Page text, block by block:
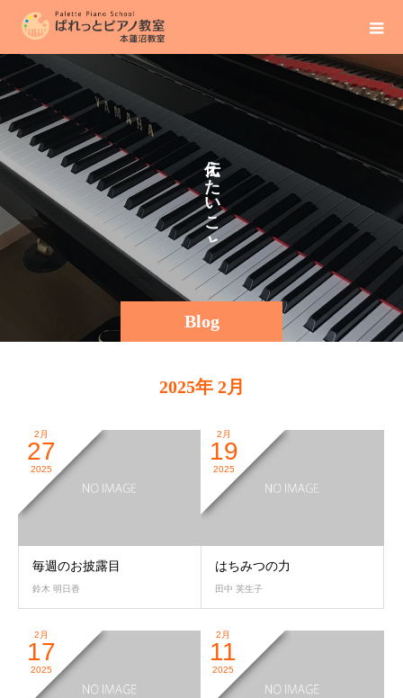
Blog
え
た
い
こ
と
そ
の
2025年 2月
2月
27
2025
毎週のお披露目
鈴木 明日香
2月
19
2025
はちみつの力
田中 芙生子
2月
17
2025
2月
11
2025